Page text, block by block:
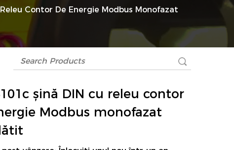
Contor De Energie Modbus Monofazat
șină DIN cu releu contor
Modbus monofazat